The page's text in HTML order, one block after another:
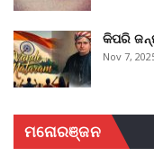
କିପରି
Nov 7,
ମନୋରଞ୍ଜନ